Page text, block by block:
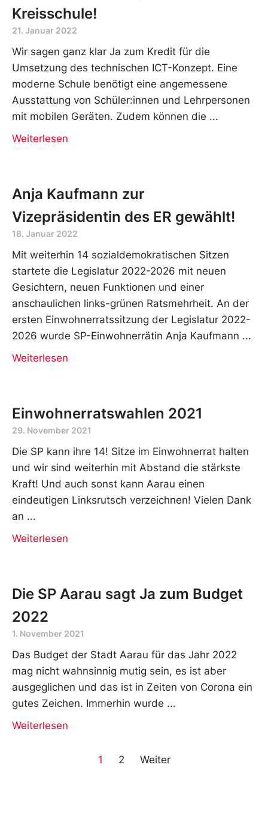
Kreisschule!
21. Januar 2022
Wir sagen ganz klar Ja zum Kredit für die
Umsetzung des technischen ICT-Konzept. Eine
moderne Schule benötigt eine angemessene
Ausstattung von Schüler:innen und Lehrpersonen
mit mobilen Geräten. Zudem können die
Weiterlesen
Anja Kaufmann zur
Vizepräsidentin des ER gewählt!
18. Januar 2022
Mit weiterhin 14 sozialdemokratischen Sitzen
startete die Legislatur 2022-2026 mit neuen
Gesichtern, neuen Funktionen und einer
anschaulichen links-grünen Ratsmehrheit. An der
ersten Einwohnerratssitzung der Legislatur 2022-
2026 wurde SP-Einwohnerrätin Anja Kaufmann
Weiterlesen
Einwohnerratswahlen 2021
29. November 2021
Die SP kann ihre 14! Sitze im Einwohnerrat halten
und wir sind weiterhin mit Abstand die stärkste
Kraft! Und auch sonst kann Aarau einen
eindeutigen Linksrutsch verzeichnen! Vielen Dank
an
Weiterlesen
Die SP Aarau sagt Ja zum Budget
2022
1. November 2021
Das Budget der Stadt Aarau für das Jahr 2022
mag nicht wahnsinnig mutig sein, es ist aber
ausgeglichen und das ist in Zeiten von Corona ein
gutes Zeichen. Immerhin wurde
Weiterlesen
1 2 Weiter